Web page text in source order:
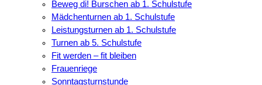
Beweg di! Burschen ab 1. Schulstufe
Mädchenturnen ab 1. Schulstufe
Leistungsturnen ab 1. Schulstufe
Turnen ab 5. Schulstufe
Fit werden – fit bleiben
Frauenriege
Sonntagsturnstunde